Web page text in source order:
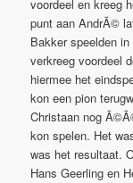
voordeel en kreeg
punt aan AndrÃ©
Bakker speelden
verkreeg voordeel
hiermee het
kon een pion
Christaan nog
kon spelen. Het
was het resultaat.
Hans Geerling en